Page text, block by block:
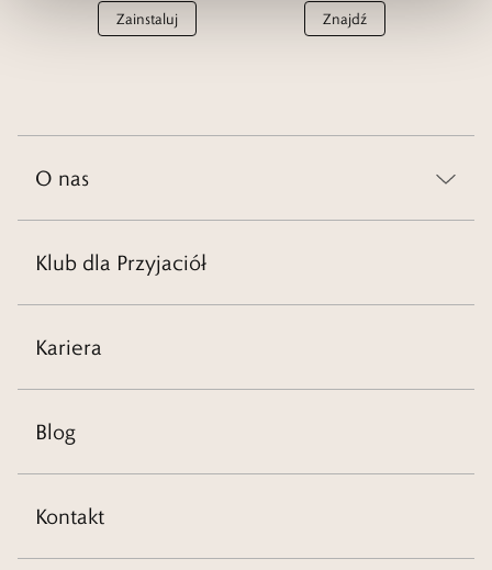
Zainstaluj Znajdź
O nas
Klub dla Przyjaciół
Kariera
Blog
Kontakt